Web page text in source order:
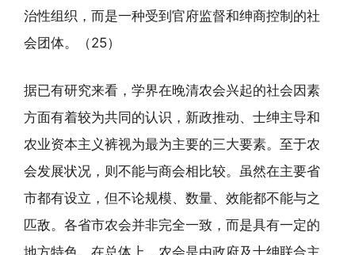
治性组织，而是一种受到官府监督和绅商控制的社
会团体。（25）
据已有研究来看，学界在晚清农会兴起的社会因素
方面有着较为共同的认识，新政推动、士绅主导和
农业资本主义裤视为最为主要的三大要素。至于农
会发展状况，则不能与商会相比较。虽然在主要省
市都有设立，但不论规模、数量、效能都不能与之
匹敌。各省市农会并非完全一致，而是具有一定的
地方特色。在总体上，农会是由政府及士绅联合主